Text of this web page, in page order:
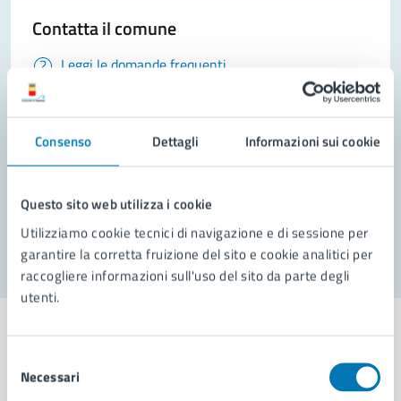
Consenso Dettagli Informazioni sui cookie
Questo sito web utilizza i cookie
Utilizziamo cookie tecnici di navigazione e di sessione per
garantire la corretta fruizione del sito e cookie analitici per
raccogliere informazioni sull'uso del sito da parte degli
utenti.
delNecessari
Contatta il comune
Leggi le domande frequenti
Prenota appuntamento